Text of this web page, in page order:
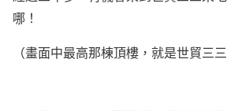
哪！
（畫面中最高那棟頂樓，就是世貿三三